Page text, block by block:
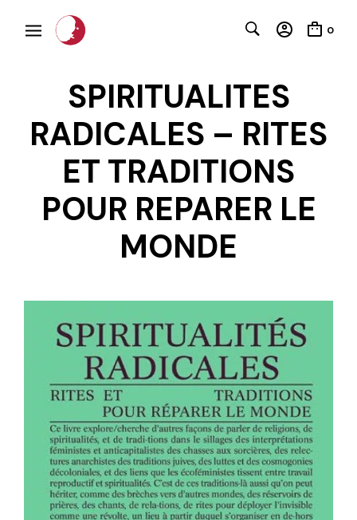
0
SPIRITUALITES
RADICALES – RITES
ET TRADITIONS
POUR REPARER LE
MONDE